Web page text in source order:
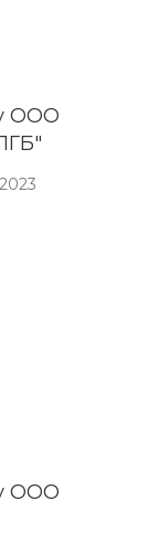
ООО
ООО